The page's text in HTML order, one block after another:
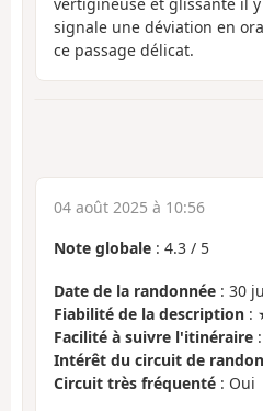
signale une déviation en
ce passage délicat.
04 août 2025 à 10:56
Note globale : 4.3 / 5
Date de la randonnée : 30
Fiabilité de la description :
Facilité à suivre l'itinéraire
Intérêt du circuit de
Circuit très fréquenté : Oui